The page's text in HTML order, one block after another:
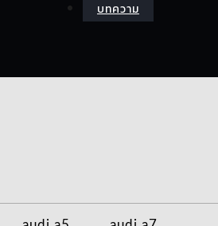
บทความ